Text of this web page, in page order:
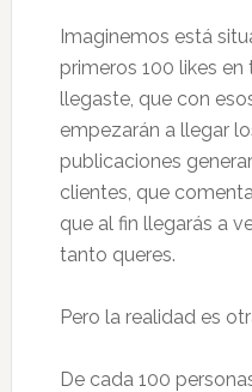
Imaginemos está
primeros 100 likes
llegaste, que con
empezarán a llegar
publicaciones
clientes, que
que al fin llegarás a
tanto queres.
Pero la realidad es
De cada 100